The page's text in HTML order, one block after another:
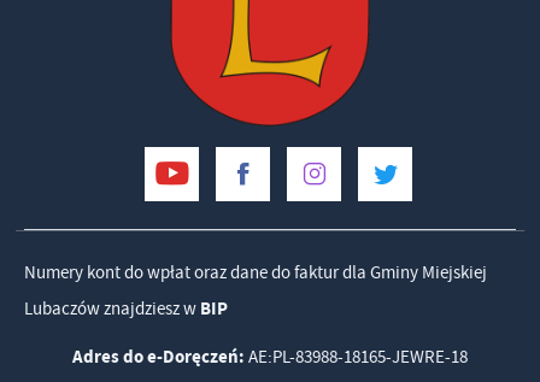
Numery kont do wpłat oraz dane do faktur dla Gminy Miejskiej
Lubaczów znajdziesz w BIP
Adres do e-Doręczeń: AE:PL-83988-18165-JEWRE-18